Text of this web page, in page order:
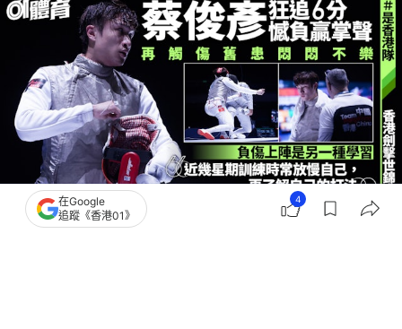
撰文：趙子晉
在Google
追蹤《香港01》
4